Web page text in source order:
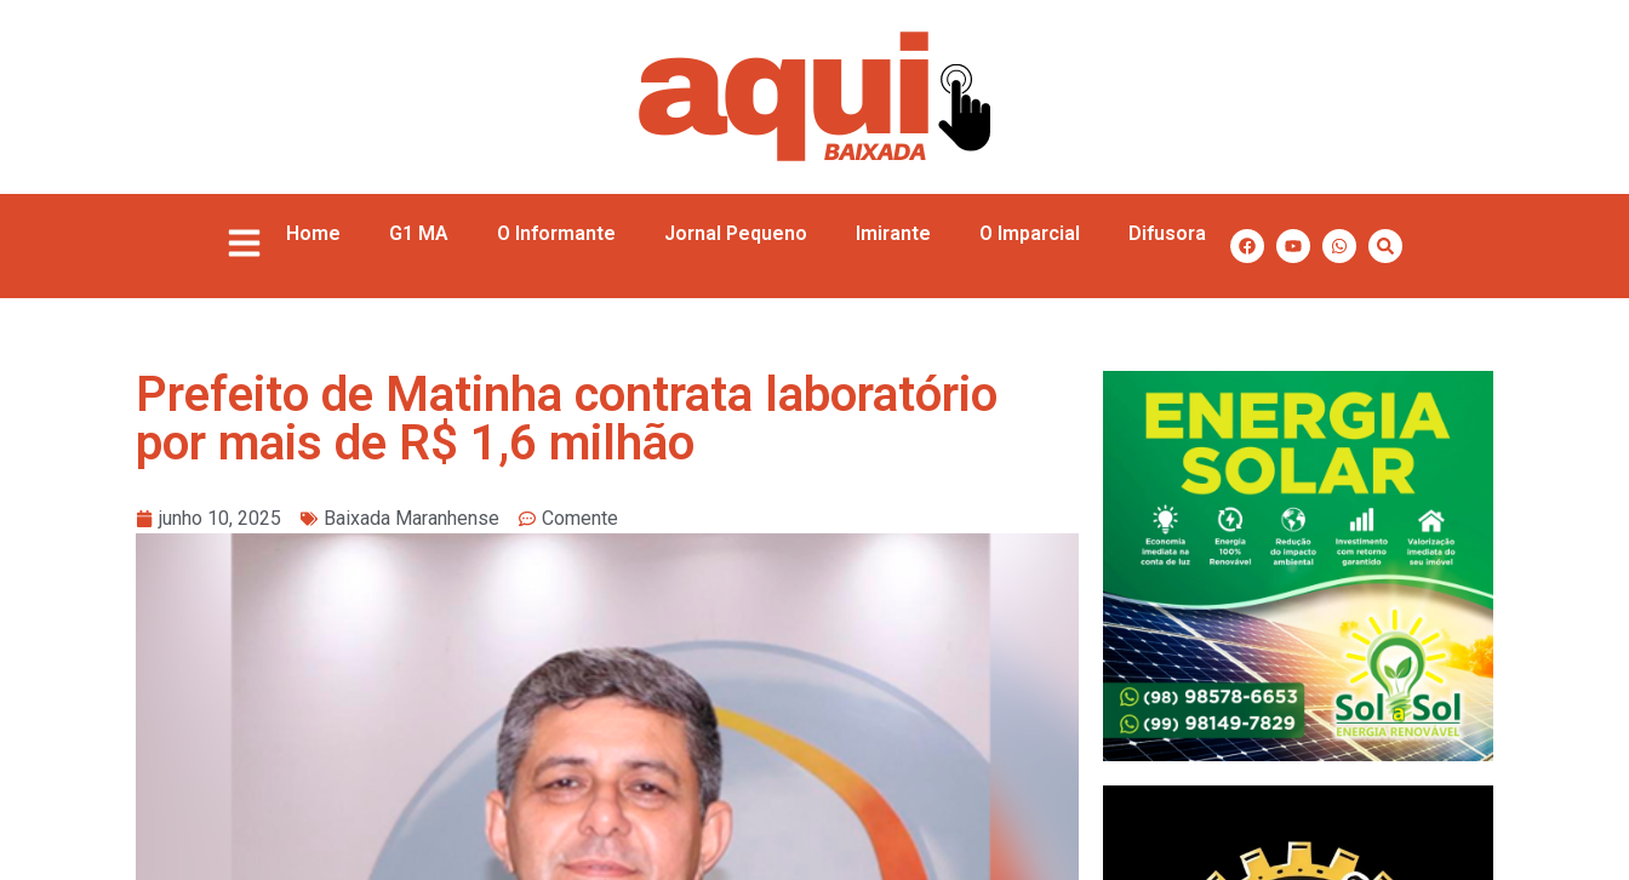
Home G1 MA O Informante Jornal Pequeno Imirante O Imparcial Difusora
Prefeito de Matinha contrata laboratório
por mais de R$ 1,6 milhão
junho 10, 2025 Baixada Maranhense Comente